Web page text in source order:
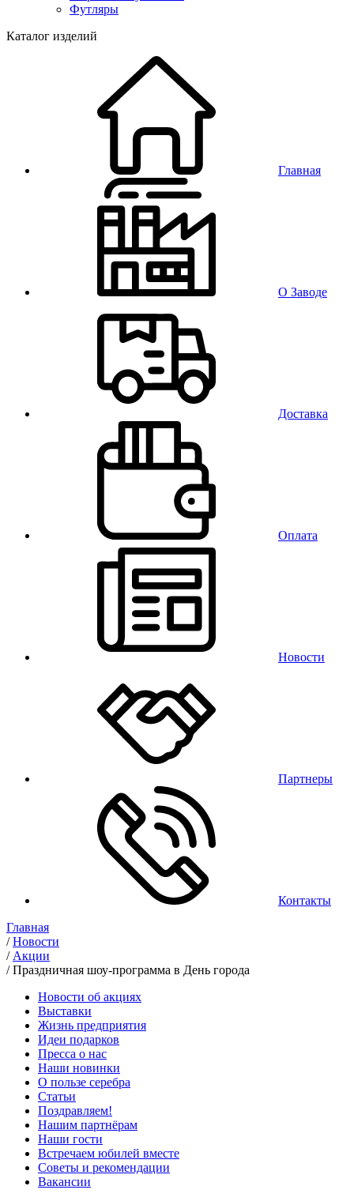
Футляры
Каталог изделий
Главная
О Заводе
Доставка
Оплата
Новости
Партнеры
Контакты
Главная
/Новости
/ Акции
/Праздничная шоу-программа в День города
Новости об акциях
Выставки
Жизнь предприятия
Идеи подарков
Пресса о нас
Наши новинки
О пользе серебра
Статьи
Поздравляем!
Нашим партнёрам
Наши гости
Встречаем юбилей вместе
Советы и рекомендации
Вакансии